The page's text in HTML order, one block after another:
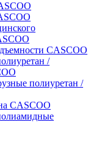
CASCOO
/
полиуретан /
CASCOO